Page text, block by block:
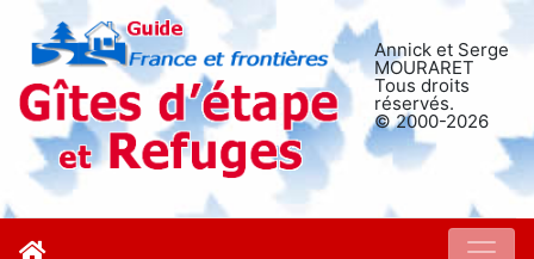
Annick et Serge
MOURARET
Tous droits
réservés.
© 2000-2026